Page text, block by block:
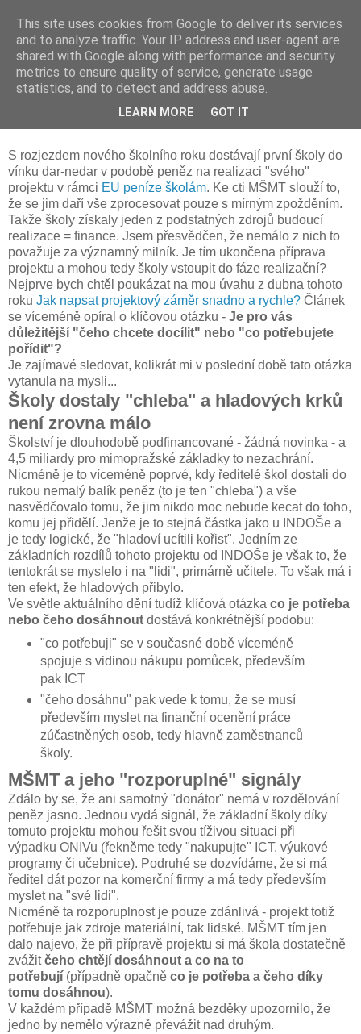
EU PES začíná přidělovat první peníze
S rozjezdem nového školního roku dostávají první školy do
vínku dar-nedar v podobě peněz na realizaci "svého"
projektu v rámci EU peníze školám. Ke cti MŠMT slouží to,
že se jim daří vše zprocesovat pouze s mírným zpožděním.
Takže školy získaly jeden z podstatných zdrojů budoucí
realizace = finance. Jsem přesvědčen, že nemálo z nich to
považuje za významný milník. Je tím ukončena příprava
projektu a mohou tedy školy vstoupit do fáze realizační?
Nejprve bych chtěl poukázat na mou úvahu z dubna tohoto
roku Jak napsat projektový záměr snadno a rychle? Článek
se víceméně opíral o klíčovou otázku - Je pro vás
důležitější "čeho chcete docílit" nebo "co potřebujete
pořídit"?
Je zajímavé sledovat, kolikrát mi v poslední době tato otázka
vytanula na mysli...
Školy dostaly "chleba" a hladových krků
není zrovna málo
Školství je dlouhodobě podfinancované - žádná novinka - a
4,5 miliardy pro mimopražské základky to nezachrání.
Nicméně je to víceméně poprvé, kdy ředitelé škol dostali do
rukou nemalý balík peněz (to je ten "chleba") a vše
nasvědčovalo tomu, že jim nikdo moc nebude kecat do toho,
komu jej přidělí. Jenže je to stejná částka jako u INDOŠe a
je tedy logické, že "hladoví ucítili kořist". Jedním ze
základních rozdílů tohoto projektu od INDOŠe je však to, že
tentokrát se myslelo i na "lidi", primárně učitele. To však má i
ten efekt, že hladových přibylo.
Ve světle aktuálního dění tudíž klíčová otázka co je potřeba
nebo čeho dosáhnout dostává konkrétnější podobu:
"co potřebuji" se v současné době víceméně
spojuje s vidinou nákupu pomůcek, především
pak ICT
"čeho dosáhnu" pak vede k tomu, že se musí
především myslet na finanční ocenění práce
zúčastněných osob, tedy hlavně zaměstnanců
školy.
MŠMT a jeho "rozporuplné" signály
Zdálo by se, že ani samotný "donátor" nemá v rozdělování
peněz jasno. Jednou vydá signál, že základní školy díky
tomuto projektu mohou řešit svou tíživou situaci při
výpadku ONIVu (řekněme tedy "nakupujte" ICT, výukové
programy či učebnice). Podruhé se dozvídáme, že si má
ředitel dát pozor na komerční firmy a má tedy především
myslet na "své lidi".
Nicméně ta rozporuplnost je pouze zdánlivá - projekt totiž
potřebuje jak zdroje materiální, tak lidské. MŠMT tím jen
dalo najevo, že při přípravě projektu si má škola dostatečně
zvážitčeho chtějí dosáhnout a co na to
potřebují (případně opačně co je potřeba a čeho díky
tomu dosáhnou).
V každém případě MŠMT možná bezděky upozornilo, že
jedno by nemělo výrazně převážit nad druhým.
This site uses cookies from Google to deliver its services
and to analyze traffic. Your IP address and user-agent are
shared with Google along with performance and security
metrics to ensure quality of service, generate usage
statistics, and to detect and address abuse.
LEARN MORE GOT IT